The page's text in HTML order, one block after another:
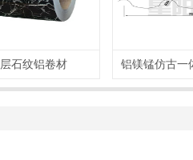
石纹铝卷材